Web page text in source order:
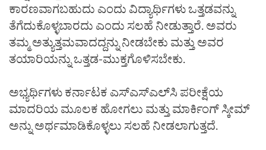
ಕಾರಣವಾಗಬಹುದು ಎಂದು ವಿದ್ಯಾರ್ಥಿಗಳು ಒತ್ತಡವನ್ನು
ತೆಗೆದುಕೊಳ್ಳಬಾರದು ಎಂದು ಸಲಹೆ ನೀಡುತ್ತಾರೆ. ಅವರು
ತಮ್ಮ ಅತ್ಯುತ್ತಮವಾದದ್ದನ್ನು ನೀಡಬೇಕು ಮತ್ತು ಅವರ
ತಯಾರಿಯನ್ನು ಒತ್ತಡ-ಮುಕ್ತಗೊಳಿಸಬೇಕು.
ಅಭ್ಯರ್ಥಿಗಳು ಕರ್ನಾಟಕ ಎಸ್‌ಎಸ್‌ಎಲ್‌ಸಿ ಪರೀಕ್ಷೆಯ
ಮಾದರಿಯ ಮೂಲಕ ಹೋಗಲು ಮತ್ತು ಮಾರ್ಕಿಂಗ್ ಸ್ಕೀಮ್
ಅನ್ನು ಅರ್ಥಮಾಡಿಕೊಳ್ಳಲು ಸಲಹೆ ನೀಡಲಾಗುತ್ತದೆ.